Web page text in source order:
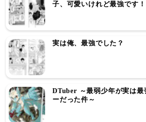
子、可愛いけれど最強です！
実は俺、最強でした？
DTuber ～最弱少年が実は最
ーだった件～